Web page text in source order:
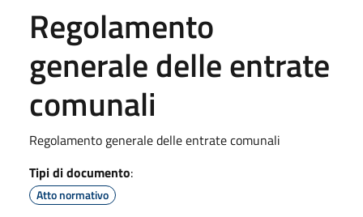
Regolamento
generale delle entrate
comunali
Regolamento generale delle entrate comunali
Tipi di documento:
Atto normativo